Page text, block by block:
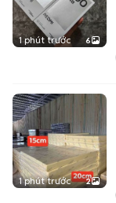
1 phút trước 6
1 phút trước 2